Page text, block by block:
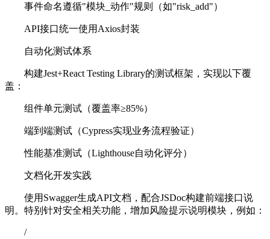
事件命名遵循"模块_动作"规则（如"risk_add"）
API接口统一使用Axios封装
自动化测试体系
构建Jest+React Testing Library的测试框架，实现以下覆
盖：
组件单元测试（覆盖率≥85%）
端到端测试（Cypress实现业务流程验证）
性能基准测试（Lighthouse自动化评分）
文档化开发实践
使用Swagger生成API文档，配合JSDoc构建前端接口说
明。特别针对安全相关功能，增加风险提示说明模块，例如：
/